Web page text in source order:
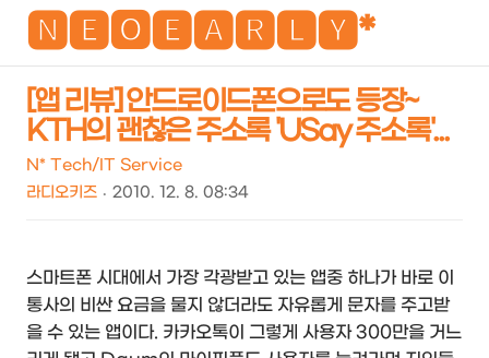
🅽🅴🅾🅴🅰🆁🅻🆈*
검
[앱 리뷰] 안드로이드폰으로도 등장~
KTH의 괜찮은 주소록 'USay 주소록'...
N* Tech/IT Service
라디오키즈
2010. 12. 8. 08:34
스마트폰 시대에서 가장 각광받고 있는 앱중 하나가 바로 이
통사의 비싼 요금을 물지 않더라도 자유롭게 문자를 주고받
을 수 있는 앱이다. 카카오톡이 그렇게 사용자 300만을 거느